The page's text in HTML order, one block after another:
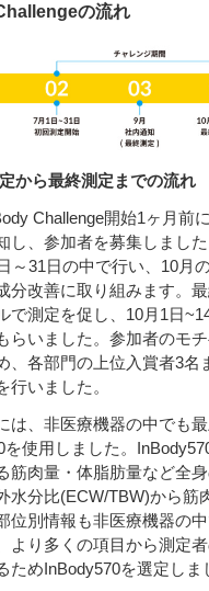
の流れ
から最終測定までの流れ
Challenge開始1ヶ月前
し、参加者を募集しまし
～31日の中で行い、10月
分改善に取り組みます。
で測定を促し、10月1日
らいました。参加者のモ
、各部門の上位入賞者3名
行いました。
は、非医療機器の中でも
を使用しました。
筋肉量・体脂肪量など全
水分比(ECW/TBW)から筋
位別情報も非医療機器の
より多くの項目から測定
ためInBody570を選定しま